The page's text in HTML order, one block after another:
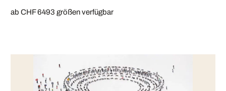
ab CHF 6493 größen verfügbar